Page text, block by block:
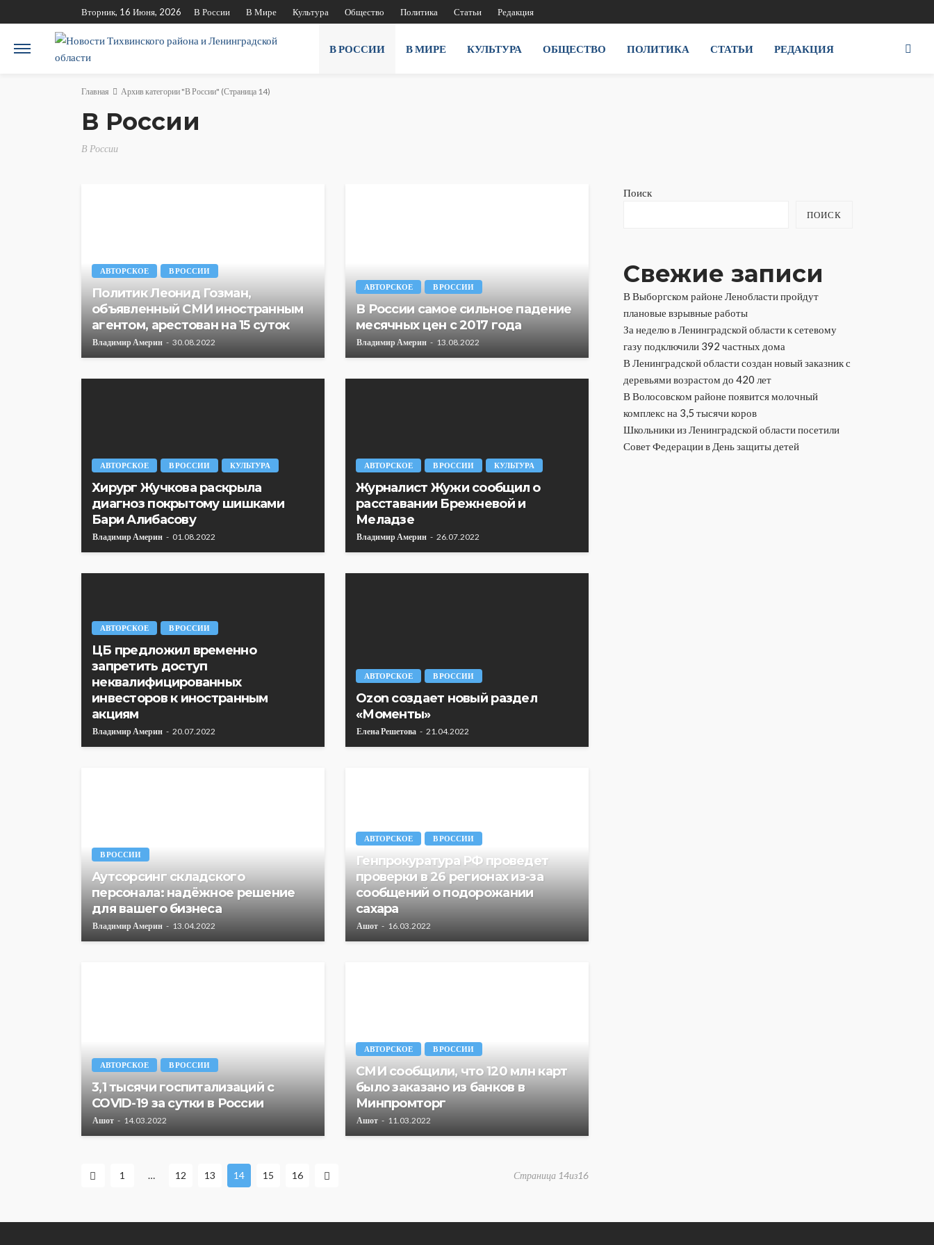
Вторник, 16 Июня, 2026 В России В Мире Культура Общество Политика Статьи Редакция
В РОССИИ В МИРЕ КУЛЬТУРА ОБЩЕСТВО ПОЛИТИКА СТАТЬИ РЕДАКЦИЯ
Главная Архив категории "В России" (Страница 14)
В России
В России
АВТОРСКОЕ В РОССИИ
Политик Леонид Гозман,
объявленный СМИ иностранным
агентом, арестован на 15 суток
Владимир Америн 30.08.2022
АВТОРСКОЕ В РОССИИ
В России самое сильное падение
месячных цен с 2017 года
Владимир Америн 13.08.2022
АВТОРСКОЕ В РОССИИ КУЛЬТУРА
Хирург Жучкова раскрыла
диагноз покрытому шишками
Бари Алибасову
Владимир Америн 01.08.2022
АВТОРСКОЕ В РОССИИ КУЛЬТУРА
Журналист Жужи сообщил о
расставании Брежневой и
Меладзе
Владимир Америн 26.07.2022
АВТОРСКОЕ В РОССИИ
ЦБ предложил временно
запретить доступ
неквалифицированных
инвесторов к иностранным
акциям
Владимир Америн 20.07.2022
АВТОРСКОЕ В РОССИИ
Ozon создает новый раздел
«Моменты»
Елена Решетова 21.04.2022
В РОССИИ
Аутсорсинг складского
персонала: надёжное решение
для вашего бизнеса
Владимир Америн 13.04.2022
АВТОРСКОЕ В РОССИИ
Генпрокуратура РФ проведет
проверки в 26 регионах из-за
сообщений о подорожании
сахара
Ашот 16.03.2022
АВТОРСКОЕ В РОССИИ
3,1 тысячи госпитализаций с
COVID-19 за сутки в России
Ашот 14.03.2022
АВТОРСКОЕ В РОССИИ
СМИ сообщили, что 120 млн карт
было заказано из банков в
Минпромторг
Ашот 11.03.2022
1 … 12 13 14 15 16 Страница 14из16
Поиск
ПОИСК
Свежие записи
В Выборгском районе Ленобласти пройдут
плановые взрывные работы
За неделю в Ленинградской области к сетевому
газу подключили 392 частных дома
В Ленинградской области создан новый заказник с
деревьями возрастом до 420 лет
В Волосовском районе появится молочный
комплекс на 3,5 тысячи коров
Школьники из Ленинградской области посетили
Совет Федерации в День защиты детей